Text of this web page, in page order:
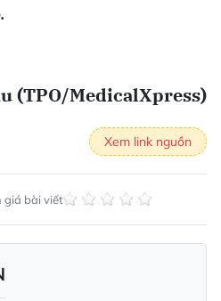
(TPO/MedicalXpress)
Xem link nguồn
bài viết